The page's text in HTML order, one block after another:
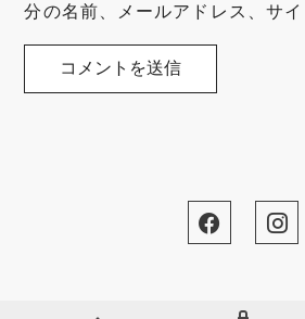
分の名前、メールアドレス、サイ